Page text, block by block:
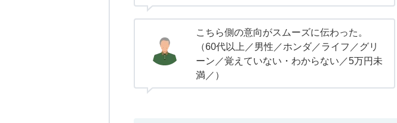
こちら側の意向がスムーズに伝わった。
（60代以上／男性／ホンダ／ライフ／グリ
ーン／覚えていない・わからない／5万円未
満／）